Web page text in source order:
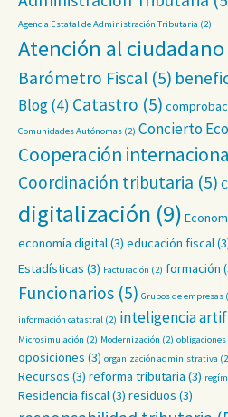
Agencia Estatal de Administración Tributaria (2)
Atención al ciudadano
Barómetro Fiscal (5)
Blog(4) Catastro (5)
Comunidades Autónomas (2) Concierto
Cooperación
Coordinación tributaria (5)
digitalización (9)
economía digital(3) educación fiscal
Estadísticas (3) Facturación (2) formación
Funcionarios (5) Grupos de empresas
información catastral (2) inteligencia
Microsimulación (2) Modernización (2)
oposiciones (3) organización administrativa
Recursos (3) reforma tributaria (3)
Residencia fiscal(3) residuos (3)